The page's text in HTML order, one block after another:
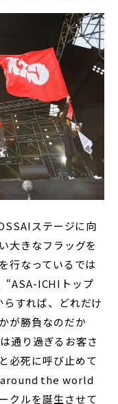
ステージに向
大きなフラッグを
行なっているでは
“ASA-ICHIトップ
すれば、どれだけ
が勝負なのだか
通り過ぎるお客さ
必死に呼び止めて
around the world
クルを誕生させて